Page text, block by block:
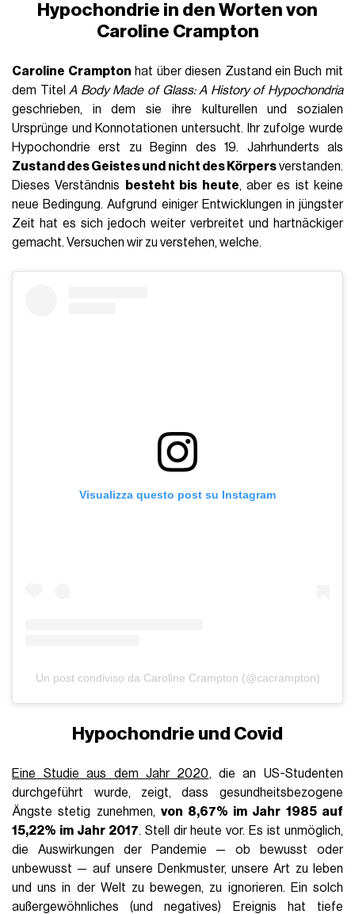
Hypochondrie in den Worten von
Caroline Crampton
Caroline Crampton hat über diesen Zustand ein Buch mit
dem TitelA Body Made of Glass: A History of Hypochondria
geschrieben, in dem sie ihre kulturellen und sozialen
Ursprünge und Konnotationen untersucht. Ihr zufolge wurde
Hypochondrie erst zu Beginn des 19. Jahrhunderts als
Zustand des Geistes und nicht des Körpersverstanden.
Dieses Verständnis
besteht bis heute, aber es ist keine
neue Bedingung. Aufgrund einiger Entwicklungen in jüngster
Zeit hat es sich jedoch weiter verbreitet und hartnäckiger
gemacht. Versuchen wir zu verstehen, welche.
Visualizza questo post su Instagram
Un post condiviso da Caroline Crampton (@cacrampton)
Hypochondrie und Covid
Eine Studie aus dem Jahr 2020, die an US-Studenten
durchgeführt wurde, zeigt, dass gesundheitsbezogene
Ängste stetig zunehmen, von 8,67% im Jahr 1985 auf
15,22% im Jahr 2017. Stell dir heute vor. Es ist unmöglich,
die Auswirkungen der Pandemie — ob bewusst oder
unbewusst — auf unsere Denkmuster, unsere Art zu leben
und uns in der Welt zu bewegen, zu ignorieren. Ein solch
außergewöhnliches (und negatives) Ereignis hat tiefe